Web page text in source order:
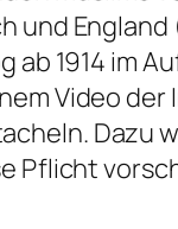
und
1914 im
Video
Dazu
Pflicht